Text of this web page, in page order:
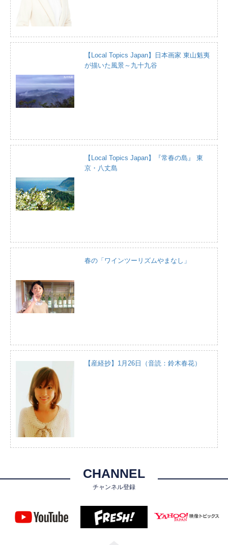
【Local Topics Japan】日本画家 東山魁夷
が描いた風景～九十九谷
【Local Topics Japan】『常春の島』 東
京・八丈島
春の「ワインツーリズムやまなし」
【産経抄】1月26日（音読：鈴木春花）
CHANNEL
チャンネル登録